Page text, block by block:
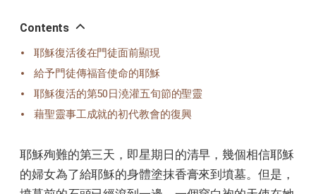
Contents
耶穌復活後在門徒面前顯現
給予門徒傳福音使命的耶穌
耶穌復活的第50日澆灌五旬節的聖靈
藉聖靈事工成就的初代教會的復興
耶穌殉難的第三天，即星期日的清早，幾個相信耶穌
的婦女為了給耶穌的身體塗抹香膏來到墳墓。但是，